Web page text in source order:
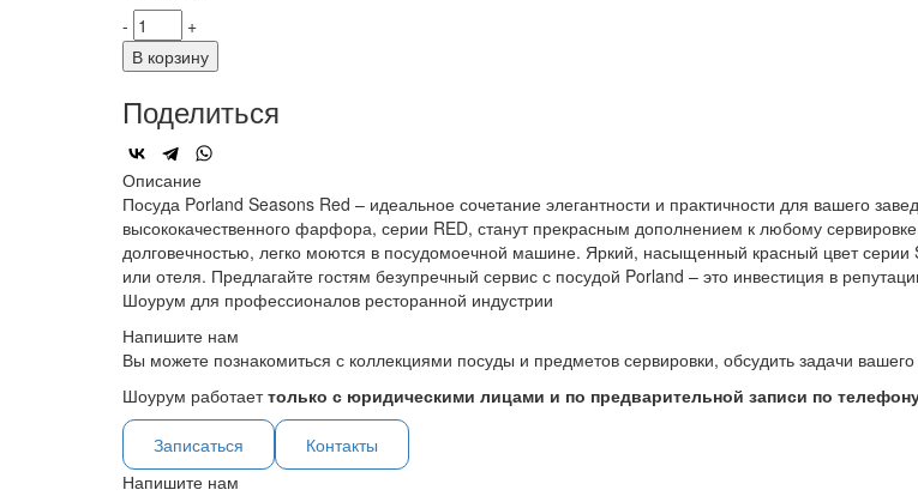
-
+
В корзину
Поделиться
Описание
Посуда Porland Seasons Red – идеальное сочетание элегантности и практичности для вашего
высококачественного фарфора, серии RED, станут прекрасным дополнением к любому
долговечностью, легко моются в посудомоечной машине. Яркий, насыщенный красный цвет
или отеля. Предлагайте гостям безупречный сервис с посудой Porland – это инвестиция в
Шоурум для профессионалов ресторанной индустрии
Напишите нам
Вы можете познакомиться с коллекциями посуды и предметов сервировки, обсудить задачи
Шоурум работаеттолько с юридическими лицами и по предварительной записи по
Записаться
Контакты
Напишите нам